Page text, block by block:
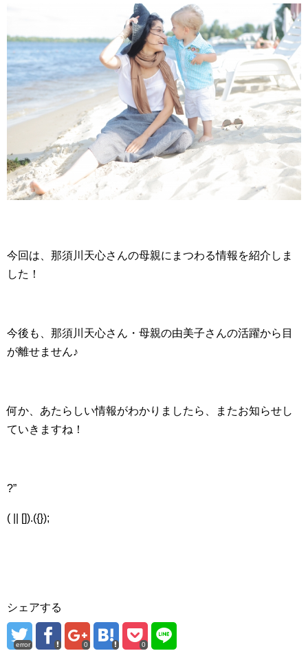
今回は、那須川天心さんの母親にまつわる情報を紹介しま
した！
今後も、那須川天心さん・母親の由美子さんの活躍から目
が離せません♪
何か、あたらしい情報がわかりましたら、またお知らせし
ていきますね！
?”
( || []).({});
シェアする
error 0 0